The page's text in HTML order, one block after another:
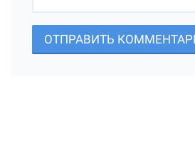
ОТПРАВИТЬ